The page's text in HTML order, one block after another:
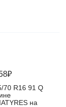
70 R16 91 Q
на